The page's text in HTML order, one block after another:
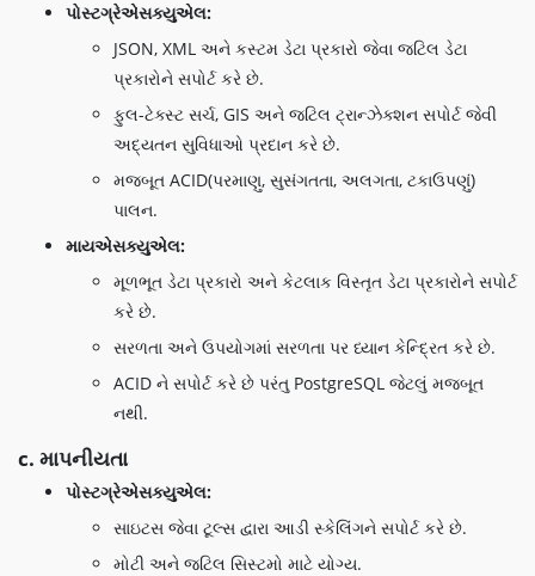
પોસ્ટગ્રેએસક્યુએલ:
JSON, XML અને કસ્ટમ ડેટા પ્રકારો જેવા જટિલ ડેટા
પ્રકારોને સપોર્ટ કરે છે.
ફુલ-ટેક્સ્ટ સર્ચ, GIS અને જટિલ ટ્રાન્ઝેક્શન સપોર્ટ જેવી
અદ્યતન સુવિધાઓ પ્રદાન કરે છે.
મજબૂત ACID(પરમાણુ, સુસંગતતા, અલગતા, ટકાઉપણું)
પાલન.
માયએસક્યુએલ:
મૂળભૂત ડેટા પ્રકારો અને કેટલાક વિસ્તૃત ડેટા પ્રકારોને સપોર્ટ
કરે છે.
સરળતા અને ઉપયોગમાં સરળતા પર ધ્યાન કેન્દ્રિત કરે છે.
ACID ને સપોર્ટ કરે છે પરંતુ PostgreSQL જેટલું મજબૂત
નથી.
c. માપનીયતા
પોસ્ટગ્રેએસક્યુએલ:
સાઇટસ જેવા ટૂલ્સ દ્વારા આડી સ્કેલિંગને સપોર્ટ કરે છે.
મોટી અને જટિલ સિસ્ટમો માટે યોગ્ય.